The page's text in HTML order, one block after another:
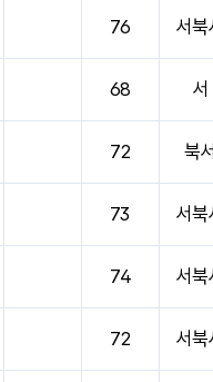
76 서북
68 서
72 북서
73 서북
74 서북
72 서북